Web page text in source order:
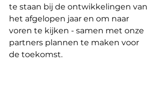
te staan bij de ontwikkelingen van
het afgelopen jaar en om naar
voren te kijken - samen met onze
partners plannen te maken voor
de toekomst.